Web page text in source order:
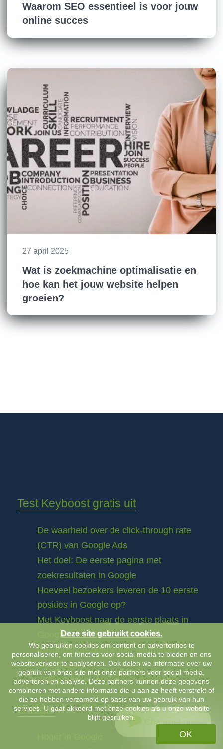
Waarom SEO essentieel is voor jouw
online succes
27 april 2025
Wat is zoekmachine optimalisatie en
hoe kan het jouw website helpen
groeien?
Test Keyboost gratis uit
De waarheid over de click-through rate
(CTR) van Google Ads
Het doel: De eerste pagina met
zoekresultaten in Google
Hoeveel bezoekers leveren de 10 eerste
posities in Google op?
Met Keyboost naar de eerste plaats in
Google
Keyboost als goedkoper alternatief voor
Google Ads
Veelgestelde vragen over Keyboost
Google
Chat met ons
Deze site gebruikt cookies.
We gebruiken cookies om content en advertenties te
personaliseren, om functies voor social media te bieden en ons
websiteverkeer te analyseren. Ook delen we informatie over uw
gebruik van onze site met onze partners voor social media,
adverteren en analyse. Deze partners kunnen deze gegevens
combineren met andere informatie die u aan ze heeft verstrekt of
die ze hebben verzameld op basis van uw gebruik van hun
services. U gaat akkoord met onze cookies als u onze website
blijft gebruiken.
OK